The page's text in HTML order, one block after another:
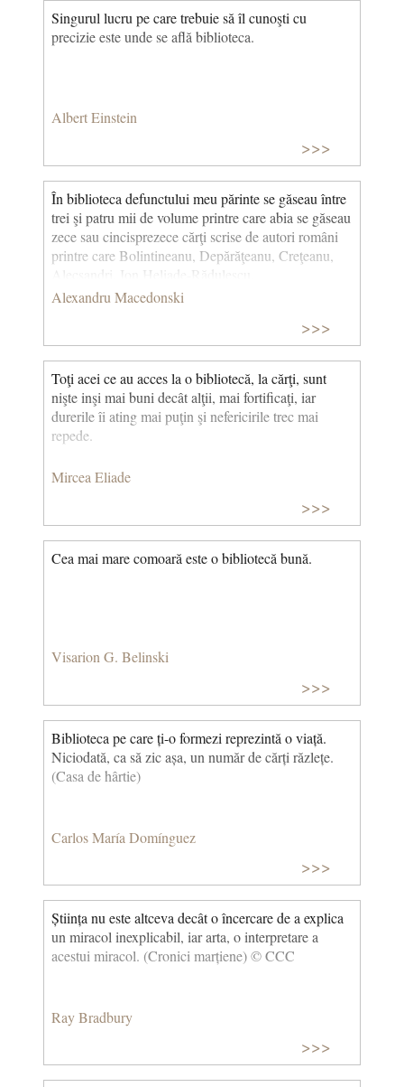
Singurul lucru pe care trebuie să îl cunoşti cu
precizie este unde se află biblioteca.
Albert Einstein
>>>
În biblioteca defunctului meu părinte se găseau între
trei şi patru mii de volume printre care abia se găseau
zece sau cincisprezece cărţi scrise de autori români
printre care Bolintineanu, Depărăţeanu, Creţeanu,
Alecsandri, Ion Heliade-Rădulescu.
Alexandru Macedonski
>>>
Toţi acei ce au acces la o bibliotecă, la cărţi, sunt
nişte inşi mai buni decât alţii, mai fortificaţi, iar
durerile îi ating mai puţin şi nefericirile trec mai
repede.
Mircea Eliade
>>>
Cea mai mare comoară este o bibliotecă bună.
Visarion G. Belinski
>>>
Biblioteca pe care ți-o formezi reprezintă o viață.
Niciodată, ca să zic așa, un număr de cărți răzlețe.
(Casa de hârtie)
Carlos María Domínguez
>>>
Știința nu este altceva decât o încercare de a explica
un miracol inexplicabil, iar arta, o interpretare a
acestui miracol. (Cronici marțiene) © CCC
Ray Bradbury
>>>